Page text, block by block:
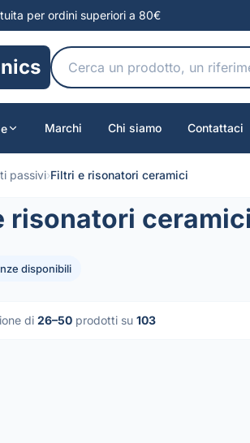
per ordini superiori a 80€
Marchi Chi siamo Contattaci
passivi›Filtri e risonatori ceramici
risonatori
disponibili
di 26–50 prodotti su 103